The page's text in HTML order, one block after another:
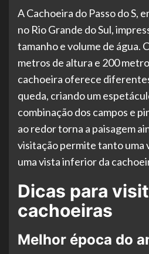
A Cachoeira do Passo do S,
no Rio Grande do Sul,
tamanho e volume de água.
metros de altura e 200
cachoeira oferece
queda, criando um
combinação dos campos e
ao redor torna a paisagem
visitação permite tanto uma
uma vista inferior da
Dicas para
cachoeiras
Melhor época do